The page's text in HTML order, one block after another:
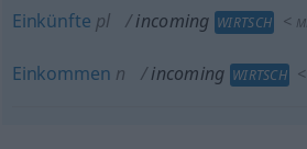
Einkünfte pl incoming WIRTSCH <
Einkommen n incoming WIRTSCH <